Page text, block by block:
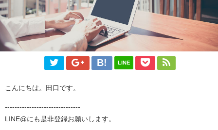
LINE
こんにちは。田口です。
-------------------------------
LINE@にも是非登録お願いします。